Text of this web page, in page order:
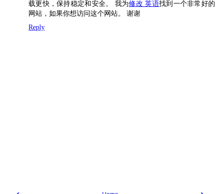
载更快，保持稳定和安全。 我为修改 英语找到一个非常好的
网站，如果你想访问这个网站。 谢谢
Reply